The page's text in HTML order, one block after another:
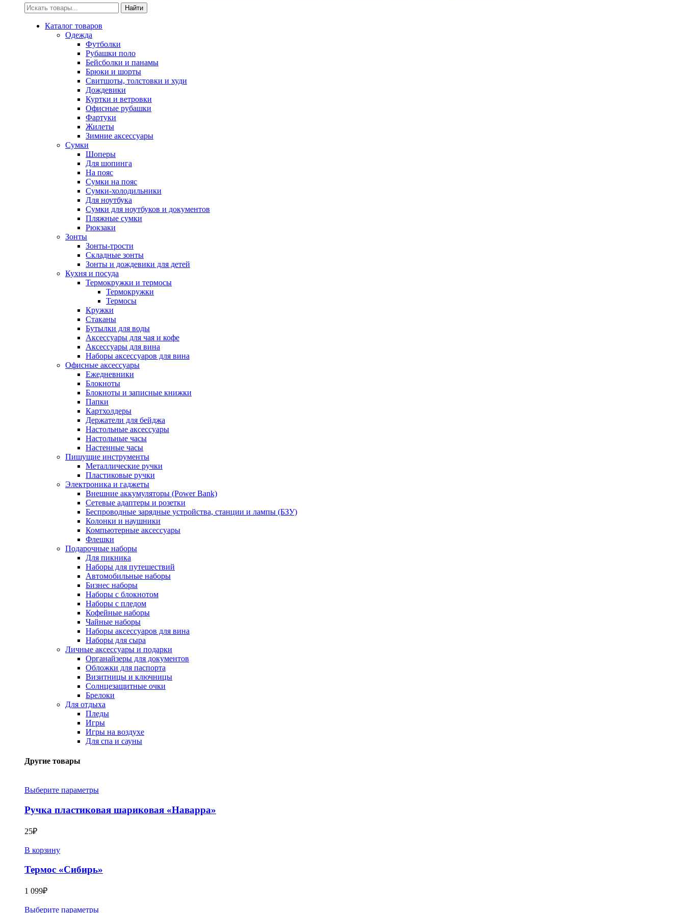
Искать:
Найти
Каталог товаров
Одежда
Футболки
Рубашки поло
Бейсболки и панамы
Брюки и шорты
Свитшоты, толстовки и худи
Дождевики
Куртки и ветровки
Офисные рубашки
Фартуки
Жилеты
Зимние аксессуары
Сумки
Шоперы
Для шопинга
На пояс
Сумки на пояс
Сумки-холодильники
Для ноутбука
Сумки для ноутбуков и документов
Пляжные сумки
Рюкзаки
Зонты
Зонты-трости
Складные зонты
Зонты и дождевики для детей
Кухня и посуда
Термокружки и термосы
Термокружки
Термосы
Кружки
Стаканы
Бутылки для воды
Аксессуары для чая и кофе
Аксессуары для вина
Наборы аксессуаров для вина
Офисные аксессуары
Ежедневники
Блокноты
Блокноты и записные книжки
Папки
Картхолдеры
Держатели для бейджа
Настольные аксессуары
Настольные часы
Настенные часы
Пишущие инструменты
Металлические ручки
Пластиковые ручки
Электроника и гаджеты
Внешние аккумуляторы (Power Bank)
Сетевые адаптеры и розетки
Беспроводные зарядные устройства, станции и лампы (БЗУ)
Колонки и наушники
Компьютерные аксессуары
Флешки
Подарочные наборы
Для пикника
Наборы для путешествий
Автомобильные наборы
Бизнес наборы
Наборы с блокнотом
Наборы с пледом
Кофейные наборы
Чайные наборы
Наборы аксессуаров для вина
Наборы для сыра
Личные аксессуары и подарки
Органайзеры для документов
Обложки для паспорта
Визитницы и ключницы
Солнцезащитные очки
Брелоки
Для отдыха
Пледы
Игры
Игры на воздухе
Для спа и сауны
Другие товары
Выберите параметры
Ручка пластиковая шариковая «Наварра»
25₽
В корзину
Термос «Сибирь»
1 099₽
Выберите параметры